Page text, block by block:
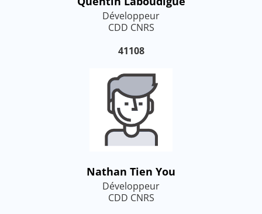
Développeur
CDD CNRS
41108
Nathan Tien You
Développeur
CDD CNRS